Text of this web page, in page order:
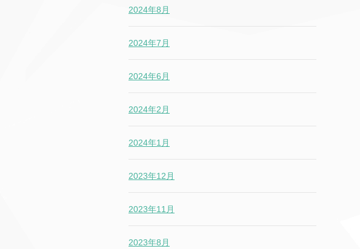
2024年8月
2024年7月
2024年6月
2024年2月
2024年1月
2023年12月
2023年11月
2023年8月